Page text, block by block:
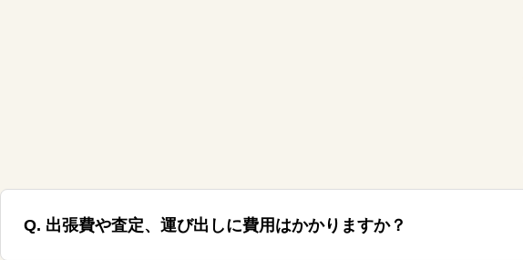
Q. 出張費や査定、運び出しに費用はかかりますか？